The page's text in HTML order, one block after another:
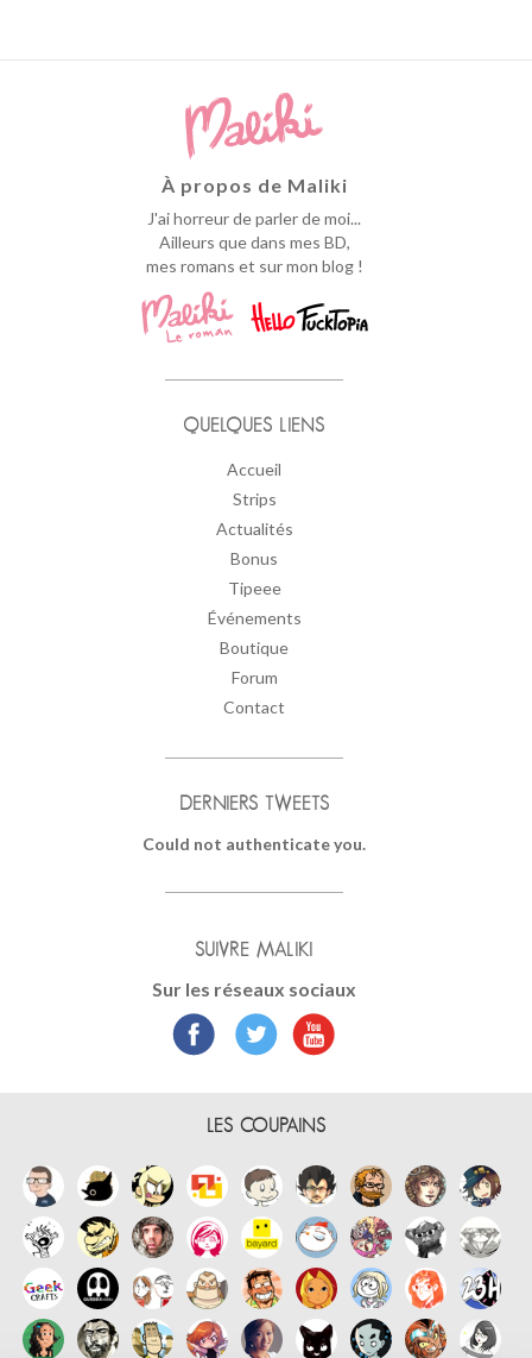
À propos de Maliki
J'ai horreur de parler de moi...
Ailleurs que dans mes BD,
mes romans et sur mon blog !
QUELQUES LIENS
Accueil
Strips
Actualités
Bonus
Tipeee
Événements
Boutique
Forum
Contact
DERNIERS TWEETS
Could not authenticate you.
SUIVRE MALIKI
Sur les réseaux sociaux
LES COUPAINS